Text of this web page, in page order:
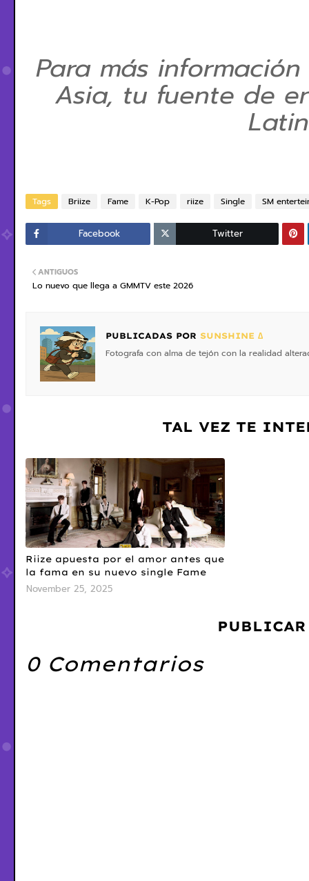
Para más
Asia, tu fuente de
Tags Briize Fame K-Pop riize Single SM
Facebook Twitter
ANTIGUOS
Lo nuevo que llega a GMMTV este 2026
PUBLICADAS POR SUNSHINE ∆
Fotografa con alma de tejón con la realidad
TAL VEZ TE
Riize apuesta por el amor antes que
la fama en su nuevo single Fame
November 25, 2025
0 Comentarios